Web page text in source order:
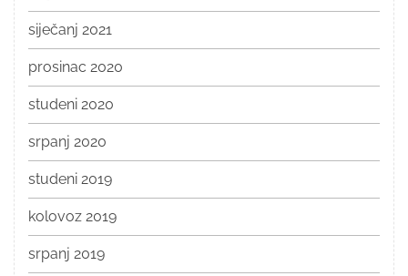
siječanj 2021
prosinac 2020
studeni 2020
srpanj 2020
studeni 2019
kolovoz 2019
srpanj 2019